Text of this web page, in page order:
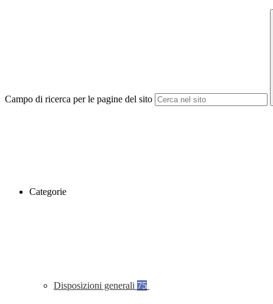
Campo di ricerca per le pagine del sito
Categorie
Disposizioni generali 75